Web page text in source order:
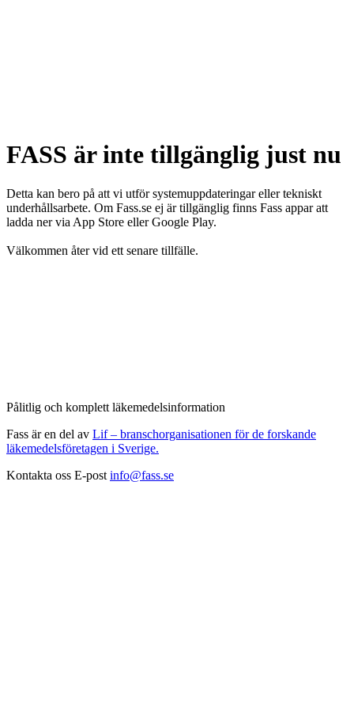
FASS är inte tillgänglig just nu
Detta kan bero på att vi utför systemuppdateringar eller tekniskt
underhållsarbete. Om Fass.se ej är tillgänglig finns Fass appar att
ladda ner via App Store eller Google Play.
Välkommen åter vid ett senare tillfälle.
Pålitlig och komplett läkemedelsinformation
Fass är en del av Lif – branschorganisationen för de forskande
läkemedelsföretagen i Sverige.
Kontakta oss E-post info@fass.se